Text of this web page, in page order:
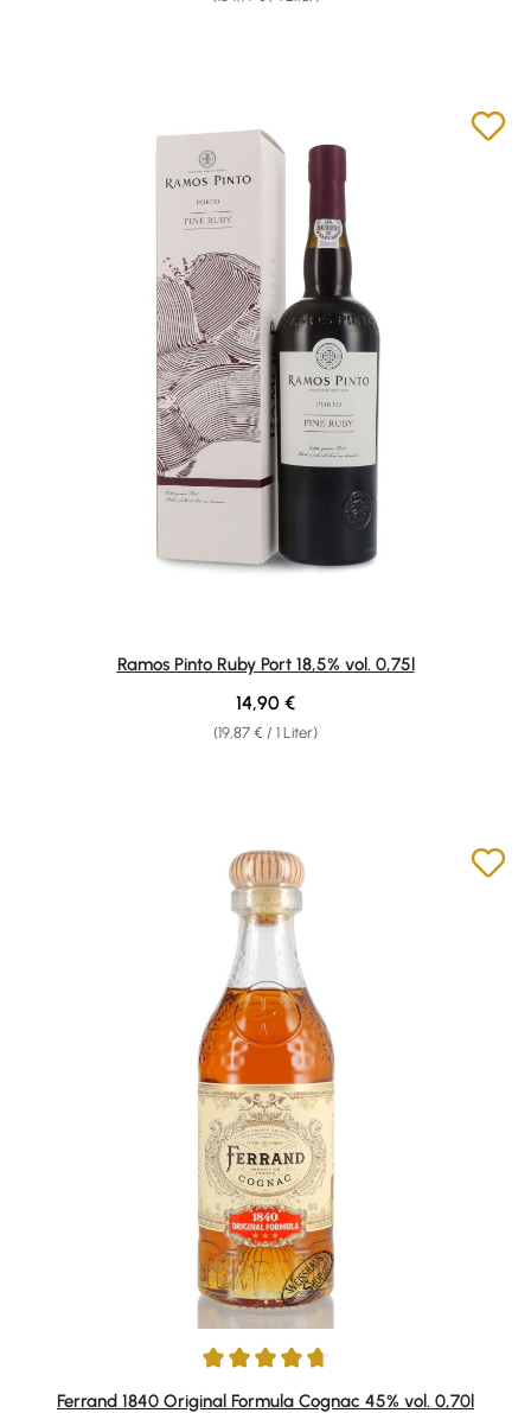
Ramos Pinto Ruby Port 18,5% vol. 0,75l
(19,87 € / 1 Liter)
Regulärer Preis:
14,90 €
Durchschnittliche Bewertung von 4.75 von 5 Sternen
Ferrand 1840 Original Formula Cognac 45% vol. 0,70l